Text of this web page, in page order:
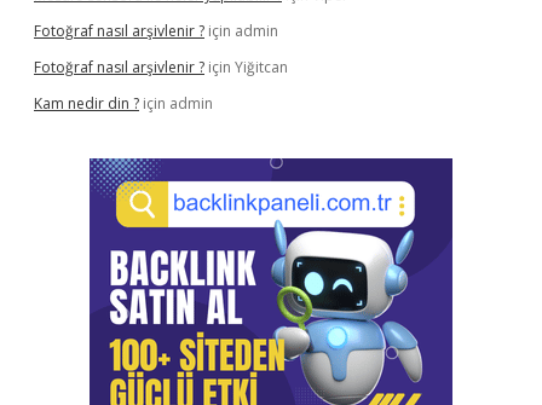
Fotoğraf nasıl arşivlenir ? için admin
Fotoğraf nasıl arşivlenir ? için Yiğitcan
Kam nedir din ? için admin